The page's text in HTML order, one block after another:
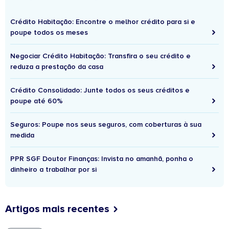
Crédito Habitação: Encontre o melhor crédito para si e
poupe todos os meses
Negociar Crédito Habitação: Transfira o seu crédito e
reduza a prestação da casa
Crédito Consolidado: Junte todos os seus créditos e
poupe até 60%
Seguros: Poupe nos seus seguros, com coberturas à sua
medida
PPR SGF Doutor Finanças: Invista no amanhã, ponha o
dinheiro a trabalhar por si
Artigos mais recentes